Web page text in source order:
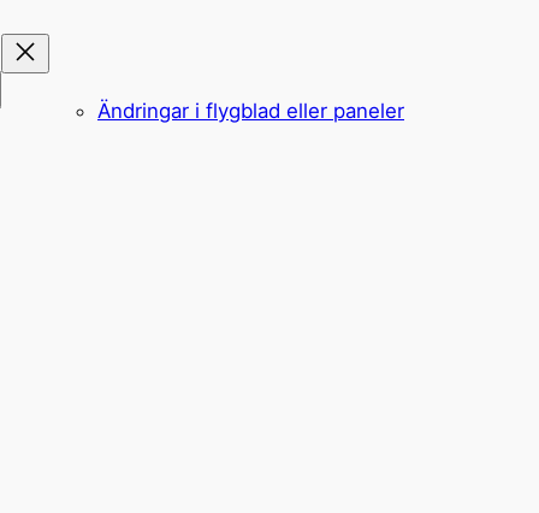
Ändringar i flygblad eller paneler